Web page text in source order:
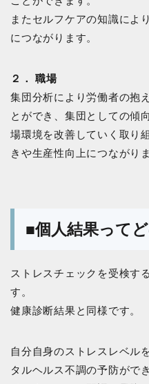
またセルフケアの知識によ
につながります。
２． 職場
集団分析により労働者の抱
とができ、集団としての傾
場環境を改善していく取り
きや生産性向上につながりま
■個人結果って
ストレスチェックを受検す
す。
健康診断結果と同様です。
自分自身のストレスレベル
タルヘルス不調の予防がで